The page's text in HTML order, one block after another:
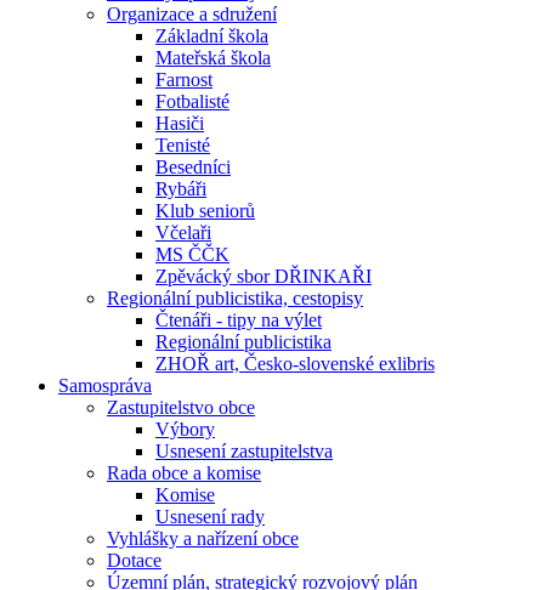
Organizace a sdružení
Základní škola
Mateřská škola
Farnost
Fotbalisté
Hasiči
Tenisté
Besedníci
Rybáři
Klub seniorů
Včelaři
MS ČČK
Zpěvácký sbor DŘINKAŘI
Regionální publicistika, cestopisy
Čtenáři - tipy na výlet
Regionální publicistika
ZHOŘ art, Česko-slovenské exlibris
Samospráva
Zastupitelstvo obce
Výbory
Usnesení zastupitelstva
Rada obce a komise
Komise
Usnesení rady
Vyhlášky a nařízení obce
Dotace
Územní plán, strategický rozvojový plán